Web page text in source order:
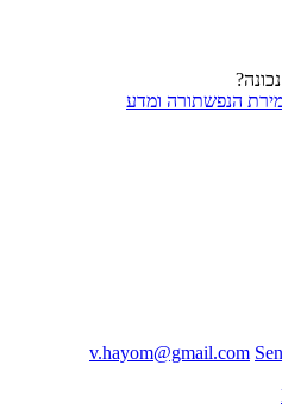
הנפשתורה ומדע
v.hayom@gmail.com